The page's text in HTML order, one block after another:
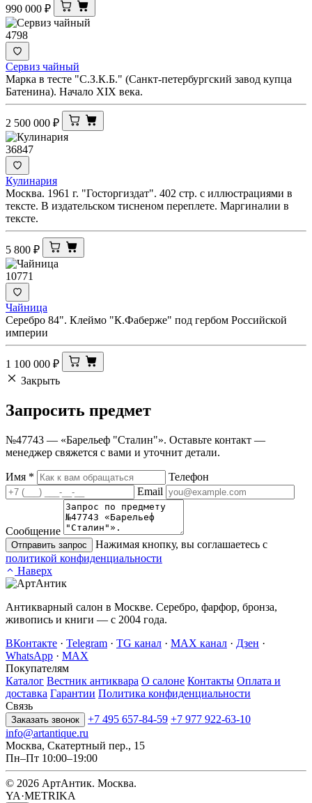
990 000 ₽
4798
Сервиз чайный
Марка в тесте "С.З.К.Б." (Санкт-петербургский завод купца
Батенина). Начало XIX века.
2 500 000 ₽
36847
Кулинария
Москва. 1961 г. "Госторгиздат". 402 стр. с иллюстрациями в
тексте. В издательском тисненом переплете. Маргиналии в
тексте.
5 800 ₽
10771
Чайница
Серебро 84". Клеймо "К.Фаберже" под гербом Российской
империи
1 100 000 ₽
Закрыть
Запросить предмет
№47743 — «Барельеф "Сталин"». Оставьте контакт —
менеджер свяжется с вами и уточнит детали.
Имя *
Телефон
Email
Сообщение
Отправить запрос
Нажимая кнопку, вы соглашаетесь с
политикой конфиденциальности
Наверх
Антикварный салон в Москве. Серебро, фарфор, бронза,
живопись и книги — с 2004 года.
ВКонтакте · Telegram · TG канал · MAX канал · Дзен ·
WhatsApp · MAX
Покупателям
Каталог Вестник антиквара О салоне Контакты Оплата и
доставка Гарантии Политика конфиденциальности
Связь
Заказать звонок +7 495 657-84-59 +7 977 922-63-10
info@artantique.ru
Москва, Скатертный пер., 15
Пн–Пт 10:00–19:00
© 2026 АртАнтик. Москва.
YA·METRIKA